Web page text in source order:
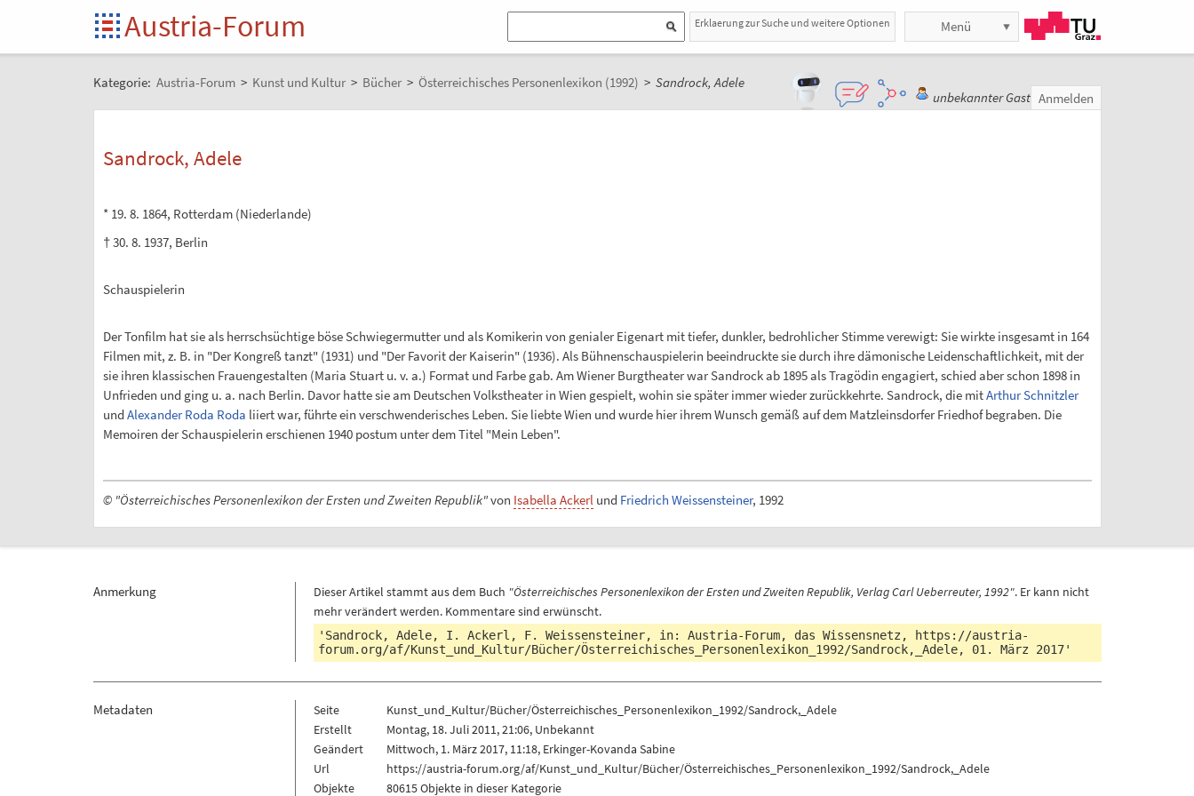
Austria-Forum Erklaerung zur Suche und weitere Optionen Menü
Kategorie: Austria-Forum > Kunst und Kultur > Bücher > Österreichisches Personenlexikon (1992) > Sandrock, Adele
unbekannter Gast Anmelden
Sandrock, Adele
* 19. 8. 1864, Rotterdam (Niederlande)
† 30. 8. 1937, Berlin
Schauspielerin
Der Tonfilm hat sie als herrschsüchtige böse Schwiegermutter und als Komikerin von genialer Eigenart mit tiefer, dunkler, bedrohlicher Stimme verewigt: Sie wirkte insgesamt in 164
Filmen mit, z. B. in "Der Kongreß tanzt" (1931) und "Der Favorit der Kaiserin" (1936). Als Bühnenschauspielerin beeindruckte sie durch ihre dämonische Leidenschaftlichkeit, mit der
sie ihren klassischen Frauengestalten (Maria Stuart u. v. a.) Format und Farbe gab. Am Wiener Burgtheater war Sandrock ab 1895 als Tragödin engagiert, schied aber schon 1898 in
Unfrieden und ging u. a. nach Berlin. Davor hatte sie am Deutschen Volkstheater in Wien gespielt, wohin sie später immer wieder zurückkehrte. Sandrock, die mitArthur Schnitzler
und Alexander Roda Roda liiert war, führte ein verschwenderisches Leben. Sie liebte Wien und wurde hier ihrem Wunsch gemäß auf dem Matzleinsdorfer Friedhof begraben. Die
Memoiren der Schauspielerin erschienen 1940 postum unter dem Titel "Mein Leben".
© "Österreichisches Personenlexikon der Ersten und Zweiten Republik"von Isabella Ackerl und Friedrich Weissensteiner, 1992
Anmerkung Dieser Artikel stammt aus dem Buch "Österreichisches Personenlexikon der Ersten und Zweiten Republik, Verlag Carl Ueberreuter, 1992". Er kann nicht
mehr verändert werden. Kommentare sind erwünscht.
'Sandrock, Adele, I. Ackerl, F. Weissensteiner, in: Austria-Forum, das Wissensnetz,
https://austria-
forum.org/af/Kunst_und_Kultur/Bücher/Österreichisches_Personenlexikon_1992/Sandrock,_Adele, 01. März 2017'
Metadaten Seite
Kunst_und_Kultur/Bücher/Österreichisches_Personenlexikon_1992/Sandrock,_Adele
Erstellt
Montag, 18. Juli 2011, 21:06, Unbekannt
Geändert
Mittwoch, 1. März 2017, 11:18, Erkinger-Kovanda Sabine
Url
https://austria-forum.org/af/Kunst_und_Kultur/Bücher/Österreichisches_Personenlexikon_1992/Sandrock,_Adele
Objekte
80615 Objekte in dieser Kategorie